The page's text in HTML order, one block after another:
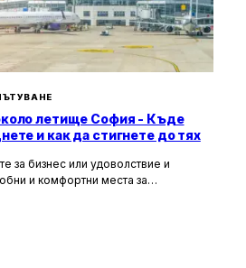
летище София - Къде
и как да стигнете до тях
за бизнес или удоволствие и
и комфортни места за